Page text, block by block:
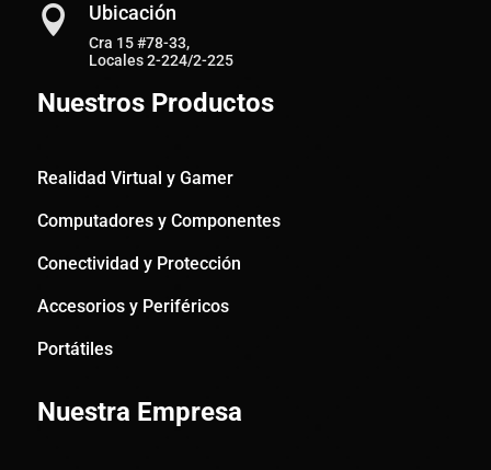
 Ubicación
Cra 15 #78-33,
Locales 2-224/2-225
Nuestros Productos
Realidad Virtual y Gamer
Computadores y Componentes
Conectividad y Protección
Accesorios y Periféricos
Portátiles
Nuestra Empresa